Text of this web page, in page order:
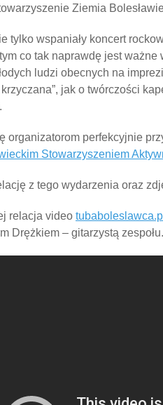
Ziemia
tylko wspaniały koncert
co tak naprawdę jest ważne
ludzi obecnych na
krzyczana”, jak o twórczości
organizatorom perfekcyjnie
Stowarzyszeniem
z tego wydarzenia oraz
relacja video tubaboleslawca.pl
Drężkiem – gitarzystą zespołu.